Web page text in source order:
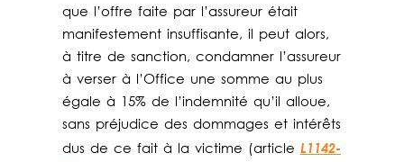
que l’offre faite par l’assureur était
manifestement insuffisante, il peut alors,
à titre de sanction, condamner l’assureur
à verser à l’Office une somme au plus
égale à 15% de l’indemnité qu’il alloue,
sans préjudice des dommages et intérêts
dus de ce fait à la victime (article L1142-